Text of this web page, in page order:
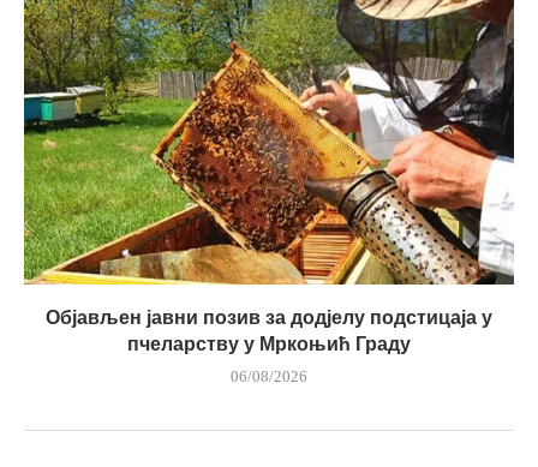
Објављен јавни позив за додјелу подстицаја у
пчеларству у Мркоњић Граду
06/08/2026